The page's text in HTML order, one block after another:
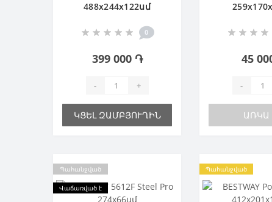
488х244х122սմ
0
399 000 ֏
- +
ԿՑԵԼ ԶԱՄԲՅՈՒՂԻՆ
45
-
ԱՌԿԱ
Պահանջված
Վաճառված է
Պահանջված